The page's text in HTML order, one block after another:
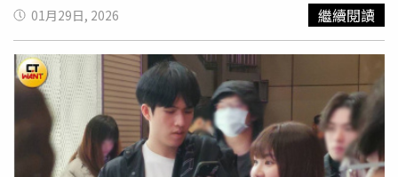
修，得8年才能畢業，每週上課時數高達40小時，下課後還
有龐大功課與考試，甚至寒暑假也多在研習中度過，自律和
嚴謹規畫的個性更讓她在中醫與西醫醫師國家考試中成為雙
料榜首，是當之無愧的「美女學霸」。方宇心外型亮麗、身
材窈窕，又是醫師國考雙料榜首，還曾登上PTT表特版，是
當之無愧的美女學霸。（圖／翻攝PPT表特版）「西醫強調
精準打擊標靶，中醫則強調整體統合與平衡，」方宇心提
到，大學時的訓練，讓她對人體有了「中醫宏觀」與「西醫
01月29日, 2026 繼續閱讀